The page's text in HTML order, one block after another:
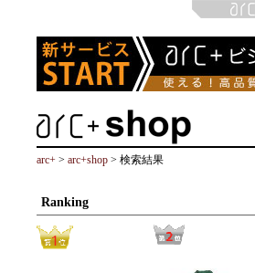
arc+ > arc+shop > 検索結果
Ranking